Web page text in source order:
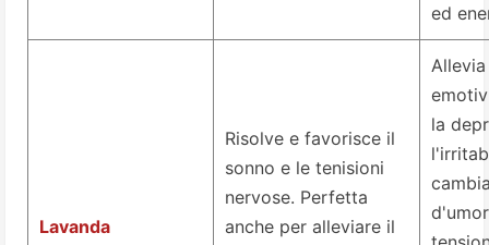
ed
Lavanda
Risolve e favorisce il
sonno e le tenisioni
nervose. Perfetta
anche per alleviare il
la